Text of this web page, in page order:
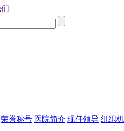
荣誉称号 医院简介 现任领导 组织